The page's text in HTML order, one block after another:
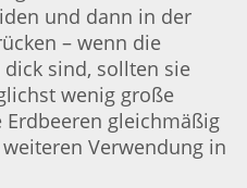
und dann in der
– wenn die
sind, sollten sie
wenig große
gleichmäßig
Verwendung in